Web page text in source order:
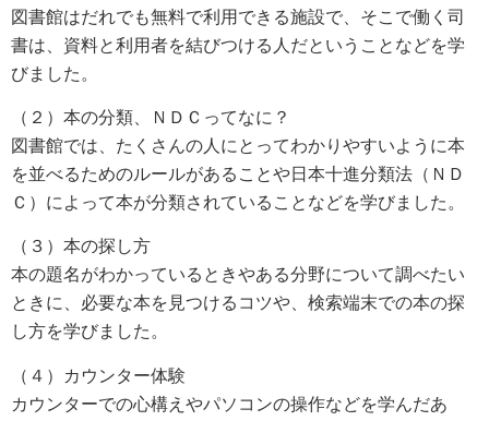
図書館はだれでも無料で利用できる施設で、そこで働く司
書は、資料と利用者を結びつける 人だということなどを学
びました。
（２）本の分類、ＮＤＣってなに？
図書館では、たくさんの人にとってわかりやすいように本
を並べるためのルールがあることや日本十進分類法（ＮＤ
Ｃ）によって本が分類されていることなどを学びました。
（３）本の探し方
本の題名がわかっているときやある分野について調べたい
ときに、必要な本を見つけるコツや、検索端末での本の探
し方を学びました。
（４）カウンター体験
カウンターでの心構えやパソコンの操作などを学んだあ